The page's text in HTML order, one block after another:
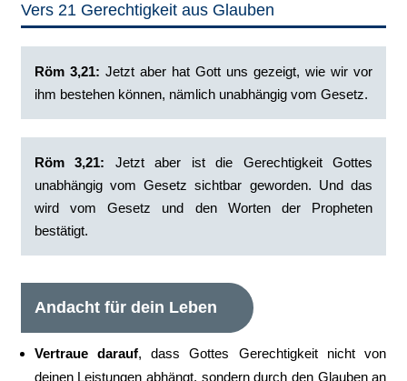
Vers 21 Gerechtigkeit aus Glauben
Röm 3,21: Jetzt aber hat Gott uns gezeigt, wie wir vor
ihm bestehen können, nämlich unabhängig vom Gesetz.
‭Röm 3,21: Jetzt aber ist die Gerechtigkeit Gottes
unabhängig vom Gesetz sichtbar geworden. Und das
wird vom Gesetz und den Worten der Propheten
bestätigt.‭
Andacht für dein Leben
Vertraue darauf, dass Gottes Gerechtigkeit nicht von
deinen Leistungen abhängt, sondern durch den Glauben an